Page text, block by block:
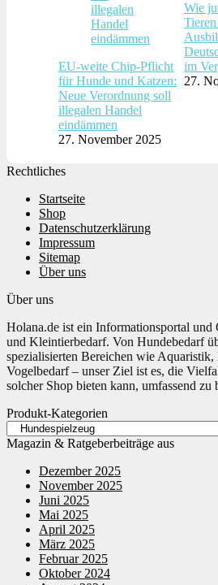
EU-weite Chip-Pflicht
für Hunde und Katzen:
Neue Verordnung soll
illegalen Handel
eindämmen
27. November 2025
Wie
im
27.
Rechtliches
Startseite
Shop
Datenschutzerklärung
Impressum
Sitemap
Über uns
Über uns
Holana.de ist ein Informationsportal
und Kleintierbedarf. Von Hundebedarf
spezialisierten Bereichen wie
Vogelbedarf – unser Ziel ist es, die
solcher Shop bieten kann, umfassend zu
Produkt-Kategorien
Magazin & Ratgeberbeiträge aus
Dezember 2025
November 2025
Juni 2025
Mai 2025
April 2025
März 2025
Februar 2025
Oktober 2024